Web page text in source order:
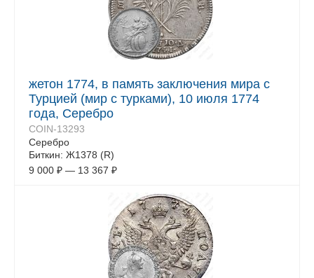
жетон 1774, в память заключения мира с
Турцией (мир с турками), 10 июля 1774
года, Серебро
COIN-13293
Серебро
Биткин: Ж1378 (R)
9 000 ₽ — 13 367 ₽